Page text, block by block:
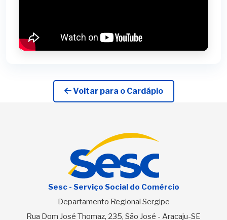
Voltar para o Cardápio
Sesc - Serviço Social do Comércio
Departamento Regional Sergipe
Rua Dom José Thomaz, 235, São José - Aracaju-SE